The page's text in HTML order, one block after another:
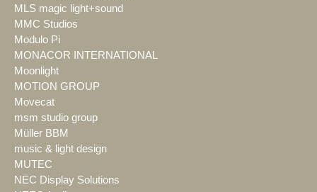
MLS magic light+sound
MMC Studios
Modulo Pi
MONACOR INTERNATIONAL
Moonlight
MOTION GROUP
Movecat
msm studio group
Müller BBM
music & light design
MUTEC
NEC Display Solutions